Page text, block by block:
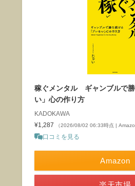
稼ぐメンタル ギャンブルで
い」心の作り方
KADOKAWA
¥1,287
（2026/08/02 06:33時点 |
口コミを見る
Amazon